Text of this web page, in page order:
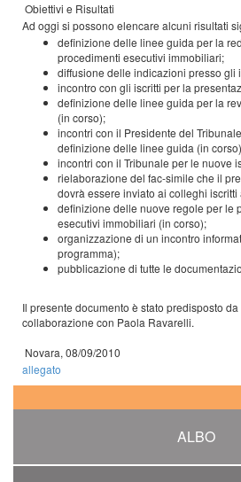
Obiettivi e Risultati
Ad oggi si possono elencare alcuni risultati
definizione delle linee guida per la
procedimenti esecutivi immobiliari;
diffusione delle indicazioni presso gli
incontro con gli iscritti per la
definizione delle linee guida per la
(in corso);
incontri con il Presidente del
definizione delle linee guida (in
incontri con il Tribunale per le nuove
rielaborazione del fac-simile che il
dovrà essere inviato ai colleghi iscritti
definizione delle nuove regole per le
esecutivi immobiliari (in corso);
organizzazione di un incontro
programma);
pubblicazione di tutte le
Il presente documento è stato predisposto
collaborazione con Paola Ravarelli.
Novara, 08/09/2010
allegato
ALBO